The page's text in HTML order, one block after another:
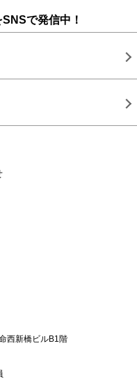
で発信中！
西新橋ビルB1階